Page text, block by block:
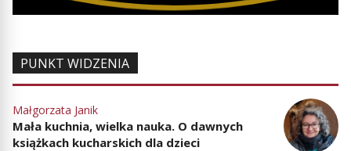
PUNKT WIDZENIA
Małgorzata Janik
Mała kuchnia, wielka nauka. O dawnych
książkach kucharskich dla dzieci